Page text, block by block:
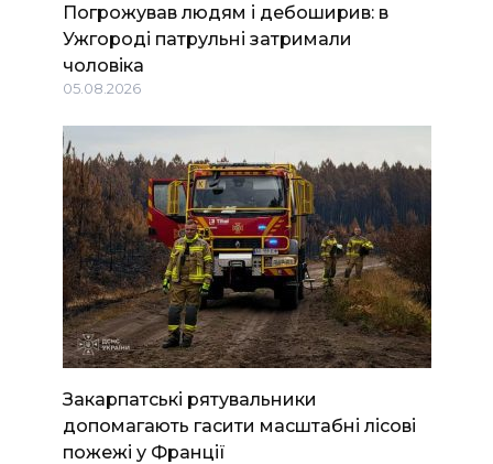
Погрожував людям і дебоширив: в
Ужгороді патрульні затримали
чоловіка
05.08.2026
Закарпатські рятувальники
допомагають гасити масштабні лісові
пожежі у Франції